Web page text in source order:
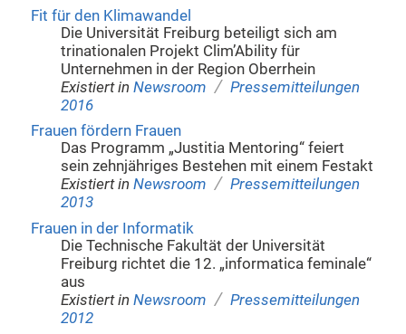
Fit für den Klimawandel
Die Universität Freiburg beteiligt sich am
trinationalen Projekt Clim’Ability für
Unternehmen in der Region Oberrhein
Existiert in Newsroom / Pressemitteilungen
2016
Frauen fördern Frauen
Das Programm „Justitia Mentoring“ feiert
sein zehnjähriges Bestehen mit einem Festakt
Existiert in Newsroom / Pressemitteilungen
2013
Frauen in der Informatik
Die Technische Fakultät der Universität
Freiburg richtet die 12. „informatica feminale“
aus
Existiert in Newsroom / Pressemitteilungen
2012